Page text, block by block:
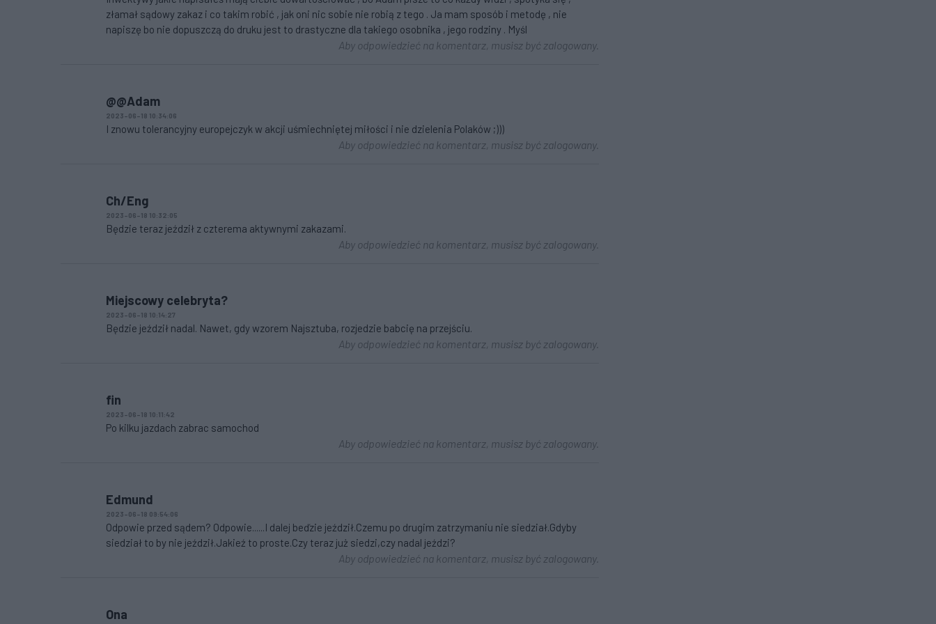
złamał sądowy zakaz i co takim robić , jak oni nic sobie nie robią z tego . Ja mam sposób i metodę , nie
napiszę bo nie dopuszczą do druku jest to drastyczne dla takiego osobnika , jego rodziny . Myśl
Aby odpowiedzieć na komentarz, musisz być zalogowany.
@@Adam
2023-06-18 10:34:06
I znowu tolerancyjny europejczyk w akcji uśmiechniętej miłości i nie dzielenia Polaków ;)))
Aby odpowiedzieć na komentarz, musisz być zalogowany.
Ch/Eng
2023-06-18 10:32:05
Będzie teraz jeździł z czterema aktywnymi zakazami.
Aby odpowiedzieć na komentarz, musisz być zalogowany.
Miejscowy celebryta?
2023-06-18 10:14:27
Będzie jeździł nadal. Nawet, gdy wzorem Najsztuba, rozjedzie babcię na przejściu.
Aby odpowiedzieć na komentarz, musisz być zalogowany.
fin
2023-06-18 10:11:42
Po kilku jazdach zabrac samochod
Aby odpowiedzieć na komentarz, musisz być zalogowany.
Edmund
2023-06-18 09:54:06
Odpowie przed sądem? Odpowie......I dalej beďzie jeździł.Czemu po drugim zatrzymaniu nie siedział.Gdyby
siedział to by nie jeździł.Jakieź to proste.Czy teraz już siedzi,czy nadal jeździ?
Aby odpowiedzieć na komentarz, musisz być zalogowany.
Ona